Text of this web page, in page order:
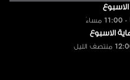
الاسبوع